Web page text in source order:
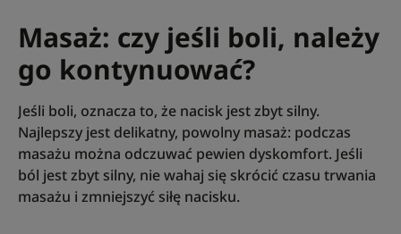
Masaż: czy jeśli boli, należy
go kontynuować?
Jeśli boli, oznacza to, że nacisk jest zbyt silny.
Najlepszy jest delikatny, powolny masaż: podczas
masażu można odczuwać pewien dyskomfort. Jeśli
ból jest zbyt silny, nie wahaj się skrócić czasu trwania
masażu i zmniejszyć siłę nacisku.